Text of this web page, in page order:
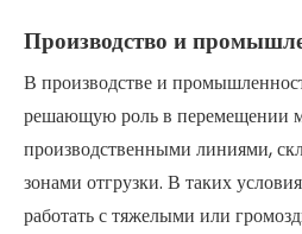
Производство и
В производстве и
решающую роль в перемещении
производственными линиями,
зонами отгрузки. В таких
работать с тяжелыми или